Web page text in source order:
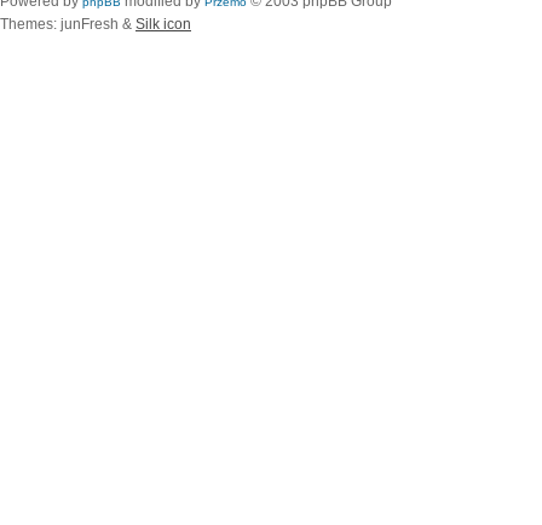
Themes: junFresh & Silk icon